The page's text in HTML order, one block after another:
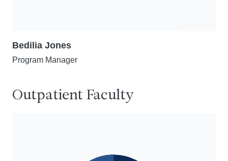
Bedilia Jones
Program Manager
Outpatient Faculty